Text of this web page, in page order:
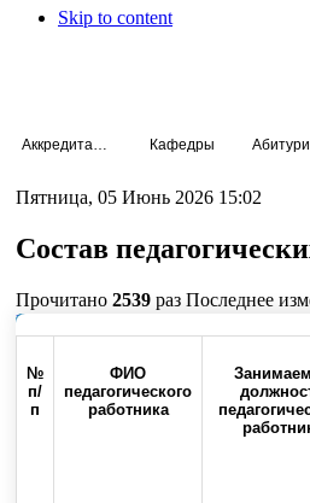
Skip to content
Кафедры
Пятница, 05 Июнь 2026 15:02
Состав
№
п/
п
ФИО
педагогического
работника
Прочитано 2539 раз Последнее
Наверх